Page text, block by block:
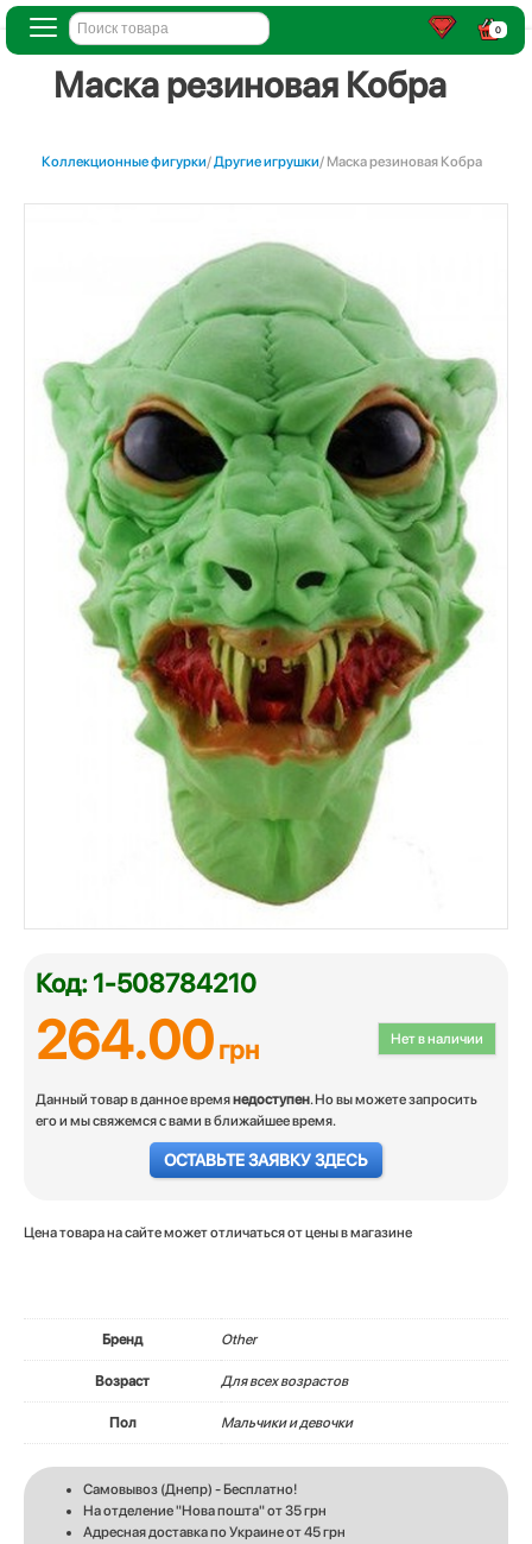
0
Маска резиновая Кобра
Коллекционные фигурки/Другие игрушки/ Маска резиновая Кобра
Код: 1-508784210
Нет в наличии
264.00грн
Данный товар в данное времянедоступен. Но вы можете запросить
его и мы свяжемся с вами в ближайшее время.
ОСТАВЬТЕ ЗАЯВКУ ЗДЕСЬ
Цена товара на сайте может отличаться от цены в магазине
Бренд Other
Возраст Для всех возрастов
Пол Мальчики и девочки
Самовывоз (Днепр) - Бесплатно!
На отделение "Нова пошта" от 35 грн
Адресная доставка по Украине от 45 грн